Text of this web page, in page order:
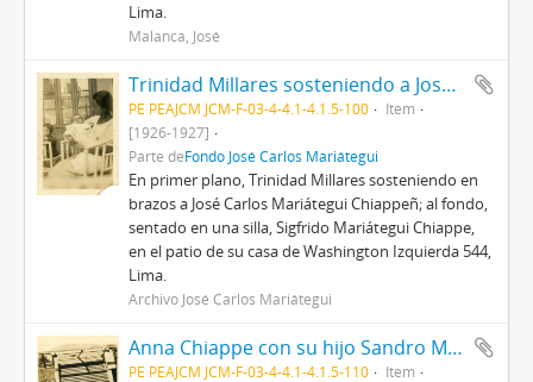
Lima.
Malanca, José
Trinidad Millares sosteniendo a José Carlos Mariátegui Chiappe
PE PEAJCM JCM-F-03-4-4.1-4.1.5-100
Item
[1926-1927]
Parte deFondo José Carlos Mariátegui
En primer plano, Trinidad Millares sosteniendo en
brazos a José Carlos Mariátegui Chiappeñ; al fondo,
sentado en una silla, Sigfrido Mariátegui Chiappe,
en el patio de su casa de Washington Izquierda 544,
Lima.
Archivo José Carlos Mariátegui
Anna Chiappe con su hijo Sandro Mariátegui
PE PEAJCM JCM-F-03-4-4.1-4.1.5-110
Item